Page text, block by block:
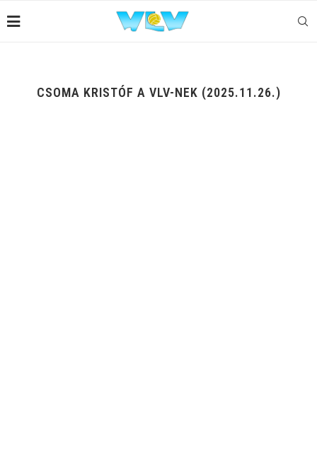
CSOMA KRISTÓF A VLV-NEK (2025.11.26.)